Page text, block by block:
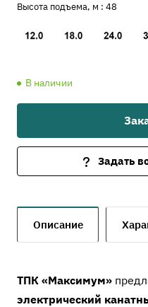
Высота подъема, м : 48
В наличии
Задать
Описание
ТПК «Максимум»
электрический